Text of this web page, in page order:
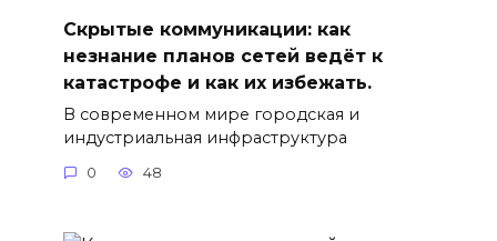
Скрытые коммуникации: как
незнание планов сетей ведёт к
катастрофе и как их избежать.
В современном мире городская и
индустриальная инфраструктура
0 48